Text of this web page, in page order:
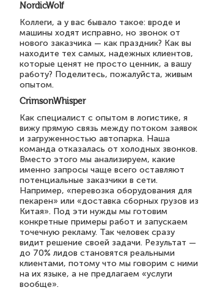
NordicWolf
Коллеги, а у вас бывало такое: вроде и
машины ходят исправно, но звонок от
нового заказчика — как праздник? Как вы
находите тех самых, надежных клиентов,
которые ценят не просто ценник, а вашу
работу? Поделитесь, пожалуйста, живым
опытом.
CrimsonWhisper
Как специалист с опытом в логистике, я
вижу прямую связь между потоком заявок
и загруженностью автопарка. Наша
команда отказалась от холодных звонков.
Вместо этого мы анализируем, какие
именно запросы чаще всего оставляют
потенциальные заказчики в сети.
Например, «перевозка оборудования для
пекарен» или «доставка сборных грузов из
Китая». Под эти нужды мы готовим
конкретные примеры работ и запускаем
точечную рекламу. Так человек сразу
видит решение своей задачи. Результат —
до 70% лидов становятся реальными
клиентами, потому что мы говорим с ними
на их языке, а не предлагаем «услуги
вообще».